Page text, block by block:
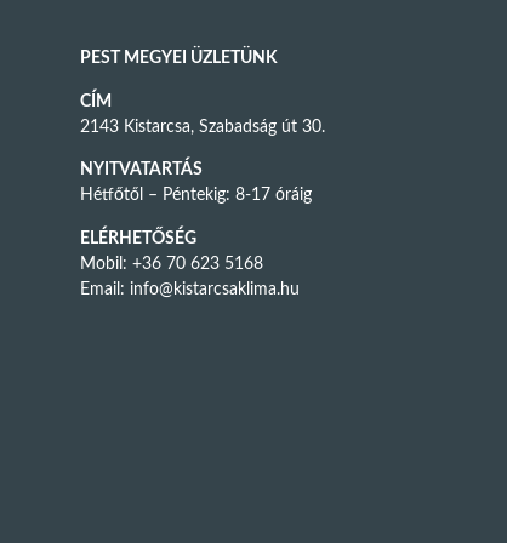
PEST MEGYEI ÜZLETÜNK
CÍM
2143 Kistarcsa, Szabadság út 30.
NYITVATARTÁS
Hétfőtől – Péntekig: 8-17 óráig
ELÉRHETŐSÉG
Mobil: +36 70 623 5168
Email: info@kistarcsaklima.hu